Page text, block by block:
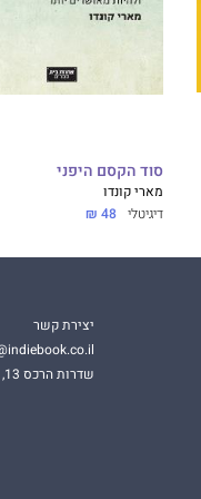
סוד הקסם היפני
מארי קונדו
דיגיטלי 48 ₪
יצירת קשר
שדרות הרכס 13, מודיעין